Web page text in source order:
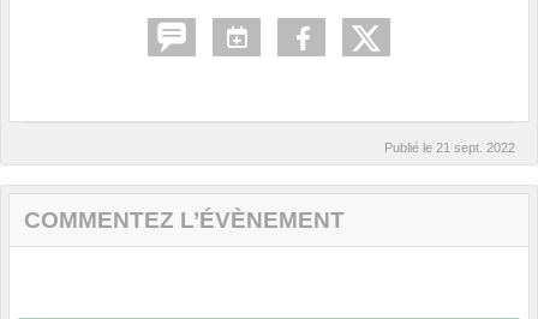
Publié le 21 sept. 2022
COMMENTEZ L’ÉVÈNEMENT